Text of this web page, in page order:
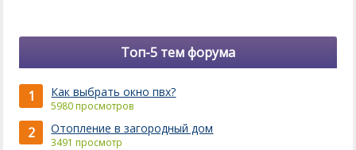
Топ-5 тем форума
1 Как выбрать окно пвх?
5980 просмотров
2 Отопление в загородный дом
3491 просмотр